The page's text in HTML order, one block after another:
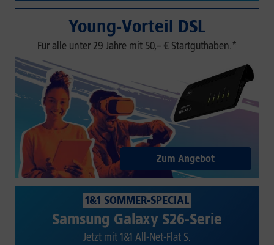
Young-Vorteil DSL
Für alle unter 29 Jahre mit 50,– € Startguthaben.*
Zum Angebot
1&1 SOMMER-SPECIAL
Samsung Galaxy S26-Serie
Jetzt mit 1&1 All-Net-Flat S.